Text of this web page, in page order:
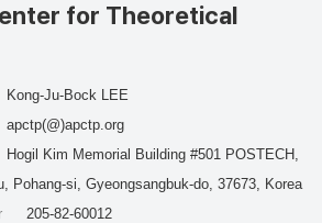
for Theoretical
Kong-Ju-Bock LEE
apctp(@)apctp.org
Hogil Kim Memorial Building #501 POSTECH,
Pohang-si, Gyeongsangbuk-do, 37673, Korea
205-82-60012